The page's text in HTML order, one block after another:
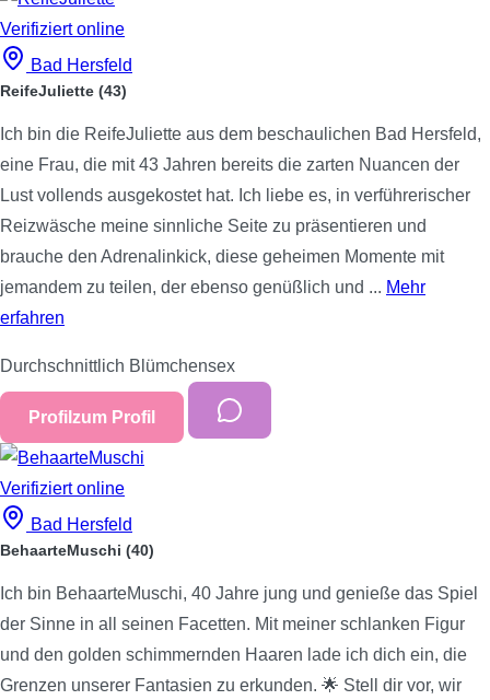
Verifiziertonline
Bad Hersfeld
ReifeJuliette (43)
Ich bin die ReifeJuliette aus dem beschaulichen Bad Hersfeld,
eine Frau, die mit 43 Jahren bereits die zarten Nuancen der
Lust vollends ausgekostet hat. Ich liebe es, in verführerischer
Reizwäsche meine sinnliche Seite zu präsentieren und
brauche den Adrenalinkick, diese geheimen Momente mit
jemandem zu teilen, der ebenso genüßlich und ... Mehr
erfahren
Durchschnittlich Blümchensex
Profil zum Profil
Verifiziertonline
Bad Hersfeld
BehaarteMuschi (40)
Ich bin BehaarteMuschi, 40 Jahre jung und genieße das Spiel
der Sinne in all seinen Facetten. Mit meiner schlanken Figur
und den golden schimmernden Haaren lade ich dich ein, die
Grenzen unserer Fantasien zu erkunden. 🌟 Stell dir vor, wir